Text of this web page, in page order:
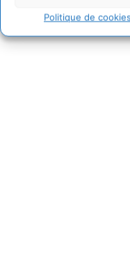
Politique de cookies